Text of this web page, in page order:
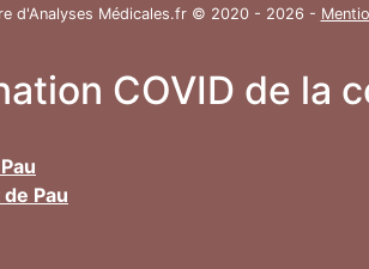
d'Analyses Médicales.fr © 2020 - 2026 -
COVID de la
Pau